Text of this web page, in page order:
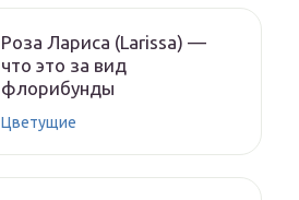
Роза Лариса (Larissa) —
что это за вид
флорибунды
Цветущие